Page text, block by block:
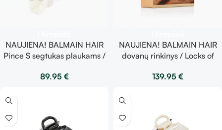
NAUJIENA! BALMAIN HAIR
Pince S segtukas plaukams /
Collection
89.95 €
NAUJIENA! BALMAIN HAIR
dovanų rinkinys / Locks of
Set
139.95 €